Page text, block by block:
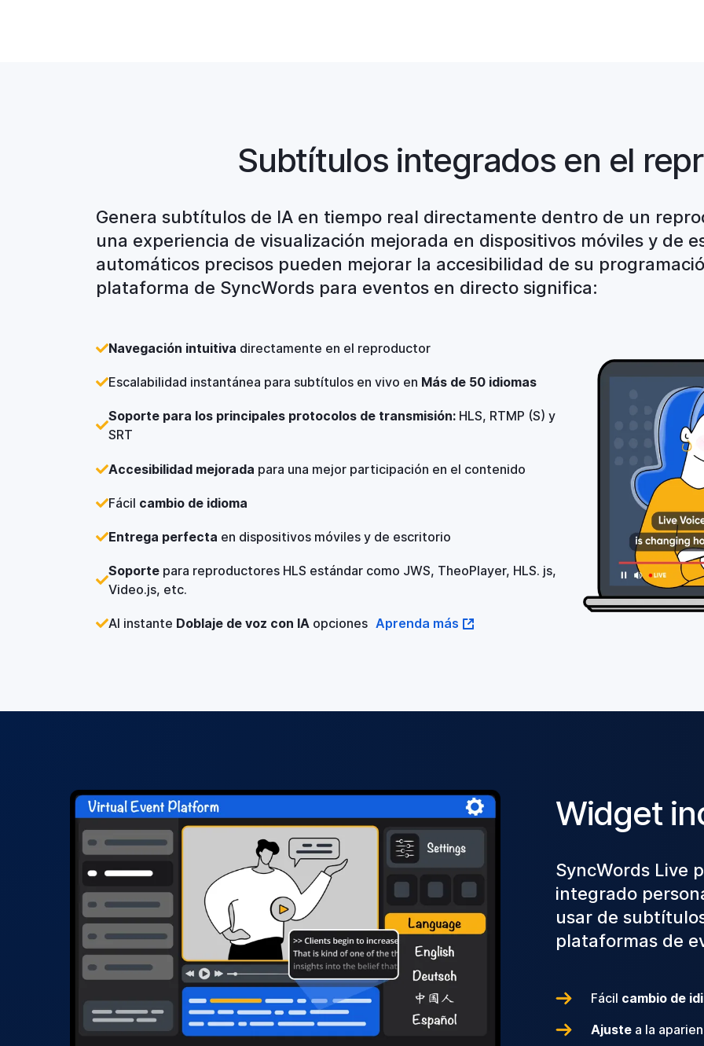
Subtítulos integrados en el
Genera subtítulos de IA en tiempo real directamente dentro de un
una experiencia de visualización mejorada en dispositivos móviles y de
automáticos precisos pueden mejorar la accesibilidad de su
plataforma de SyncWords para eventos en directo significa:
Navegación intuitiva directamente en el reproductor
Escalabilidad instantánea para subtítulos en vivo en Más de 50 idiomas
Soporte para los principales protocolos de transmisión: HLS, RTMP (S) y
SRT
Accesibilidad mejorada para una mejor participación en el contenido
Fácil cambio de idioma
Entrega perfecta en dispositivos móviles y de escritorio
Soporte para reproductores HLS estándar como JWS, TheoPlayer, HLS. js,
Video.js, etc.
Al instante Doblaje de voz con IA opciones Aprenda más
Widget
SyncWords Live
integrado
usar de
plataformas de
Fácil cambio de
Ajuste a la